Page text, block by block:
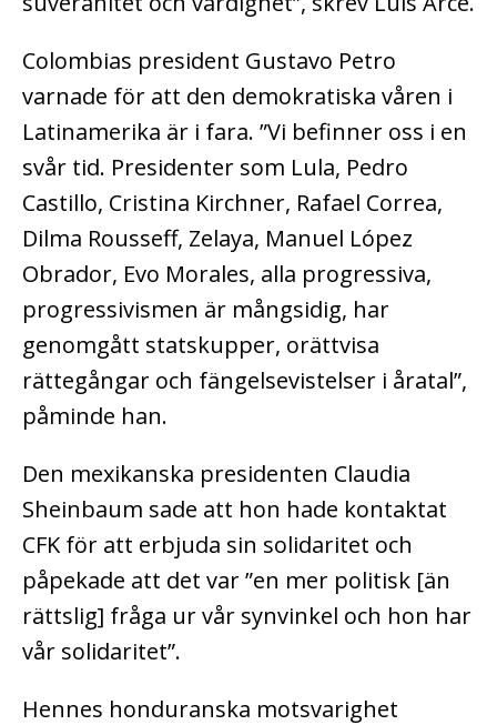
Colombias president Gustavo Petro
varnade för att den demokratiska våren i
Latinamerika är i fara. ”Vi befinner oss i en
svår tid. Presidenter som Lula, Pedro
Castillo, Cristina Kirchner, Rafael Correa,
Dilma Rousseff, Zelaya, Manuel López
Obrador, Evo Morales, alla progressiva,
progressivismen är mångsidig, har
genomgått statskupper, orättvisa
rättegångar och fängelsevistelser i åratal”,
påminde han.
Den mexikanska presidenten Claudia
Sheinbaum sade att hon hade kontaktat
CFK för att erbjuda sin solidaritet och
påpekade att det var ”en mer politisk [än
rättslig] fråga ur vår synvinkel och hon har
vår solidaritet”.
Hennes honduranska motsvarighet